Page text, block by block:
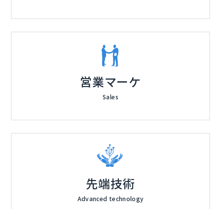
営業マーケ
Sales
先端技術
Advanced technology